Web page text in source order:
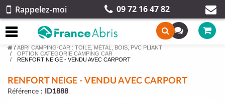
Rappelez-moi 09 72 16 47 82
/ ABRI CAMPING-CAR : TOILE, MÉTAL, BOIS, PVC PLIANT
OPTION CATEGORIE CAMPING CAR
RENFORT NEIGE - VENDU AVEC CARPORT
RENFORT NEIGE - VENDU AVEC CARPORT
Référence : ID1888